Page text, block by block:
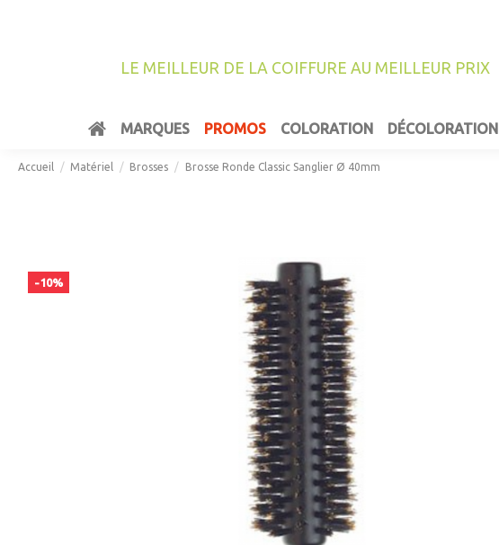
LE MEILLEUR DE LA COIFFURE AU MEILLEUR PRIX
MARQUES PROMOS COLORATION DÉCOLORATION
Accueil Matériel Brosses Brosse Ronde Classic Sanglier Ø 40mm
-10%